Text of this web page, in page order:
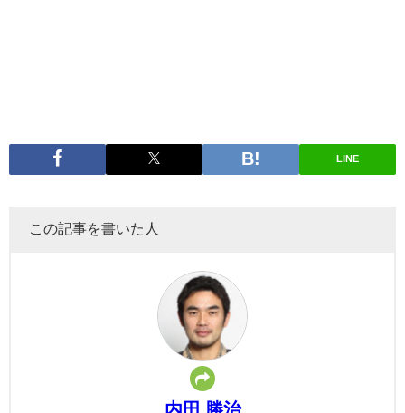
LINE
この記事を書いた人
内田 勝治